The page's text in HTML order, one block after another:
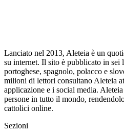
Lanciato nel 2013, Aleteia è un
su internet. Il sito è pubblicato in sei
portoghese, spagnolo, polacco e
milioni di lettori consultano Aleteia
applicazione e i social media.
persone in tutto il mondo,
cattolici online.
Sezioni